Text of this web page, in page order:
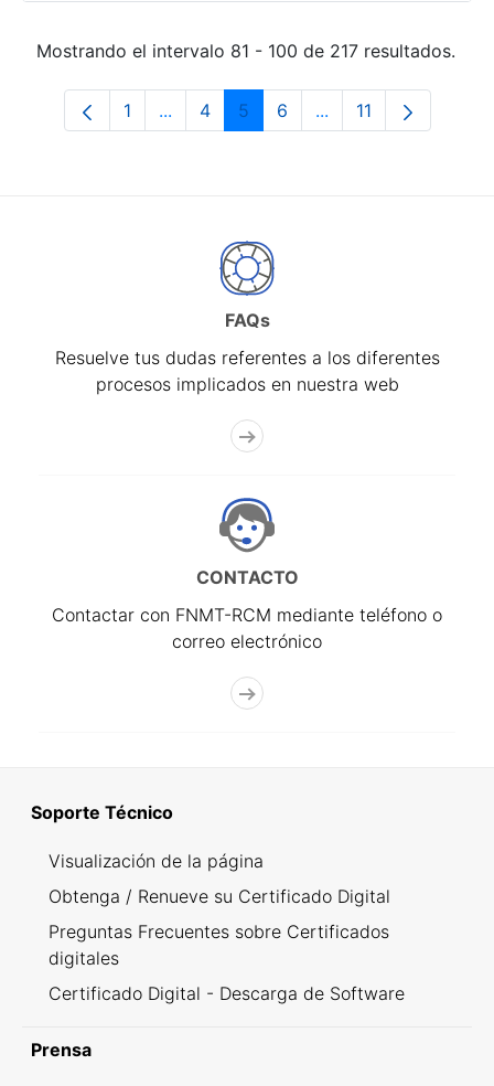
Mostrando el intervalo 81 - 100 de 217 resultados.
Página
1 ...Páginas intermedias Use TAB para
Página
4 Página
5 Página
6 ...PáginasPágina
11
FAQs
Resuelve tus dudas referentes a los diferentes
procesos implicados en nuestra web
CONTACTO
Contactar con FNMT-RCM mediante teléfono o
correo electrónico
Soporte Técnico
Visualización de la página
Obtenga / Renueve su Certificado Digital
Preguntas Frecuentes sobre Certificados
digitales
Certificado Digital - Descarga de Software
Prensa